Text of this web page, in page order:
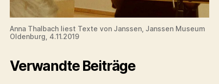
Anna Thalbach liest Texte von Janssen, Janssen Museum
Oldenburg, 4.11.2019
Verwandte Beiträge